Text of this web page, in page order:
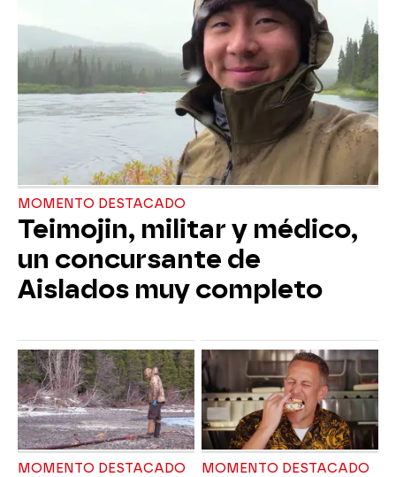
MOMENTO DESTACADO
Teimojin, militar y médico,
un concursante de
Aislados muy completo
MOMENTO DESTACADO MOMENTO DESTACADO